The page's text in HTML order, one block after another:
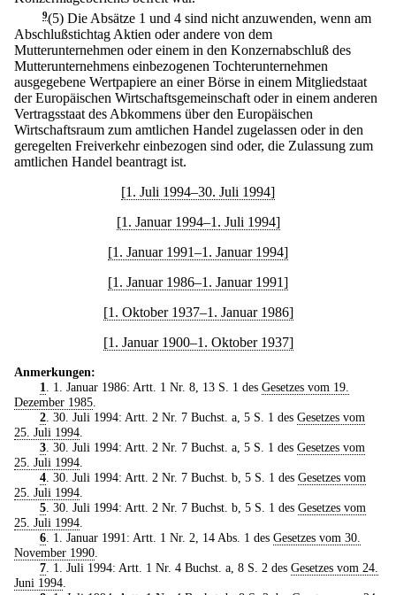
9(5) Die Absätze 1 und 4 sind nicht anzuwenden, wenn am
Abschlußstichtag Aktien oder andere von dem
Mutterunternehmen oder einem in den Konzernabschluß des
Mutterunternehmens einbezogenen Tochterunternehmen
ausgegebene Wertpapiere an einer Börse in einem Mitgliedstaat
der Europäischen Wirtschaftsgemeinschaft oder in einem anderen
Vertragsstaat des Abkommens über den Europäischen
Wirtschaftsraum zum amtlichen Handel zugelassen oder in den
geregelten Freiverkehr einbezogen sind oder, die Zulassung zum
amtlichen Handel beantragt ist.
[1. Juli 1994–30. Juli 1994]
[1. Januar 1994–1. Juli 1994]
[1. Januar 1991–1. Januar 1994]
[1. Januar 1986–1. Januar 1991]
[1. Oktober 1937–1. Januar 1986]
[1. Januar 1900–1. Oktober 1937]
Anmerkungen:
1
. 1. Januar 1986: Artt. 1 Nr. 8, 13 S. 1 des Gesetzes vom 19.
Dezember 1985
2. 30. Juli 1994: Artt. 2 Nr. 7 Buchst. a, 5 S. 1 des Gesetzes vom
25. Juli 1994
3. 30. Juli 1994: Artt. 2 Nr. 7 Buchst. a, 5 S. 1 des Gesetzes vom
25. Juli 1994
4. 30. Juli 1994: Artt. 2 Nr. 7 Buchst. b, 5 S. 1 des Gesetzes vom
25. Juli 1994
5. 30. Juli 1994: Artt. 2 Nr. 7 Buchst. b, 5 S. 1 des Gesetzes vom
25. Juli 1994
6. 1. Januar 1991: Artt. 1 Nr. 2, 14 Abs. 1 des Gesetzes vom 30.
November 1990
7. 1. Juli 1994: Artt. 1 Nr. 4 Buchst. a, 8 S. 2 des Gesetzes vom 24.
Juni 1994